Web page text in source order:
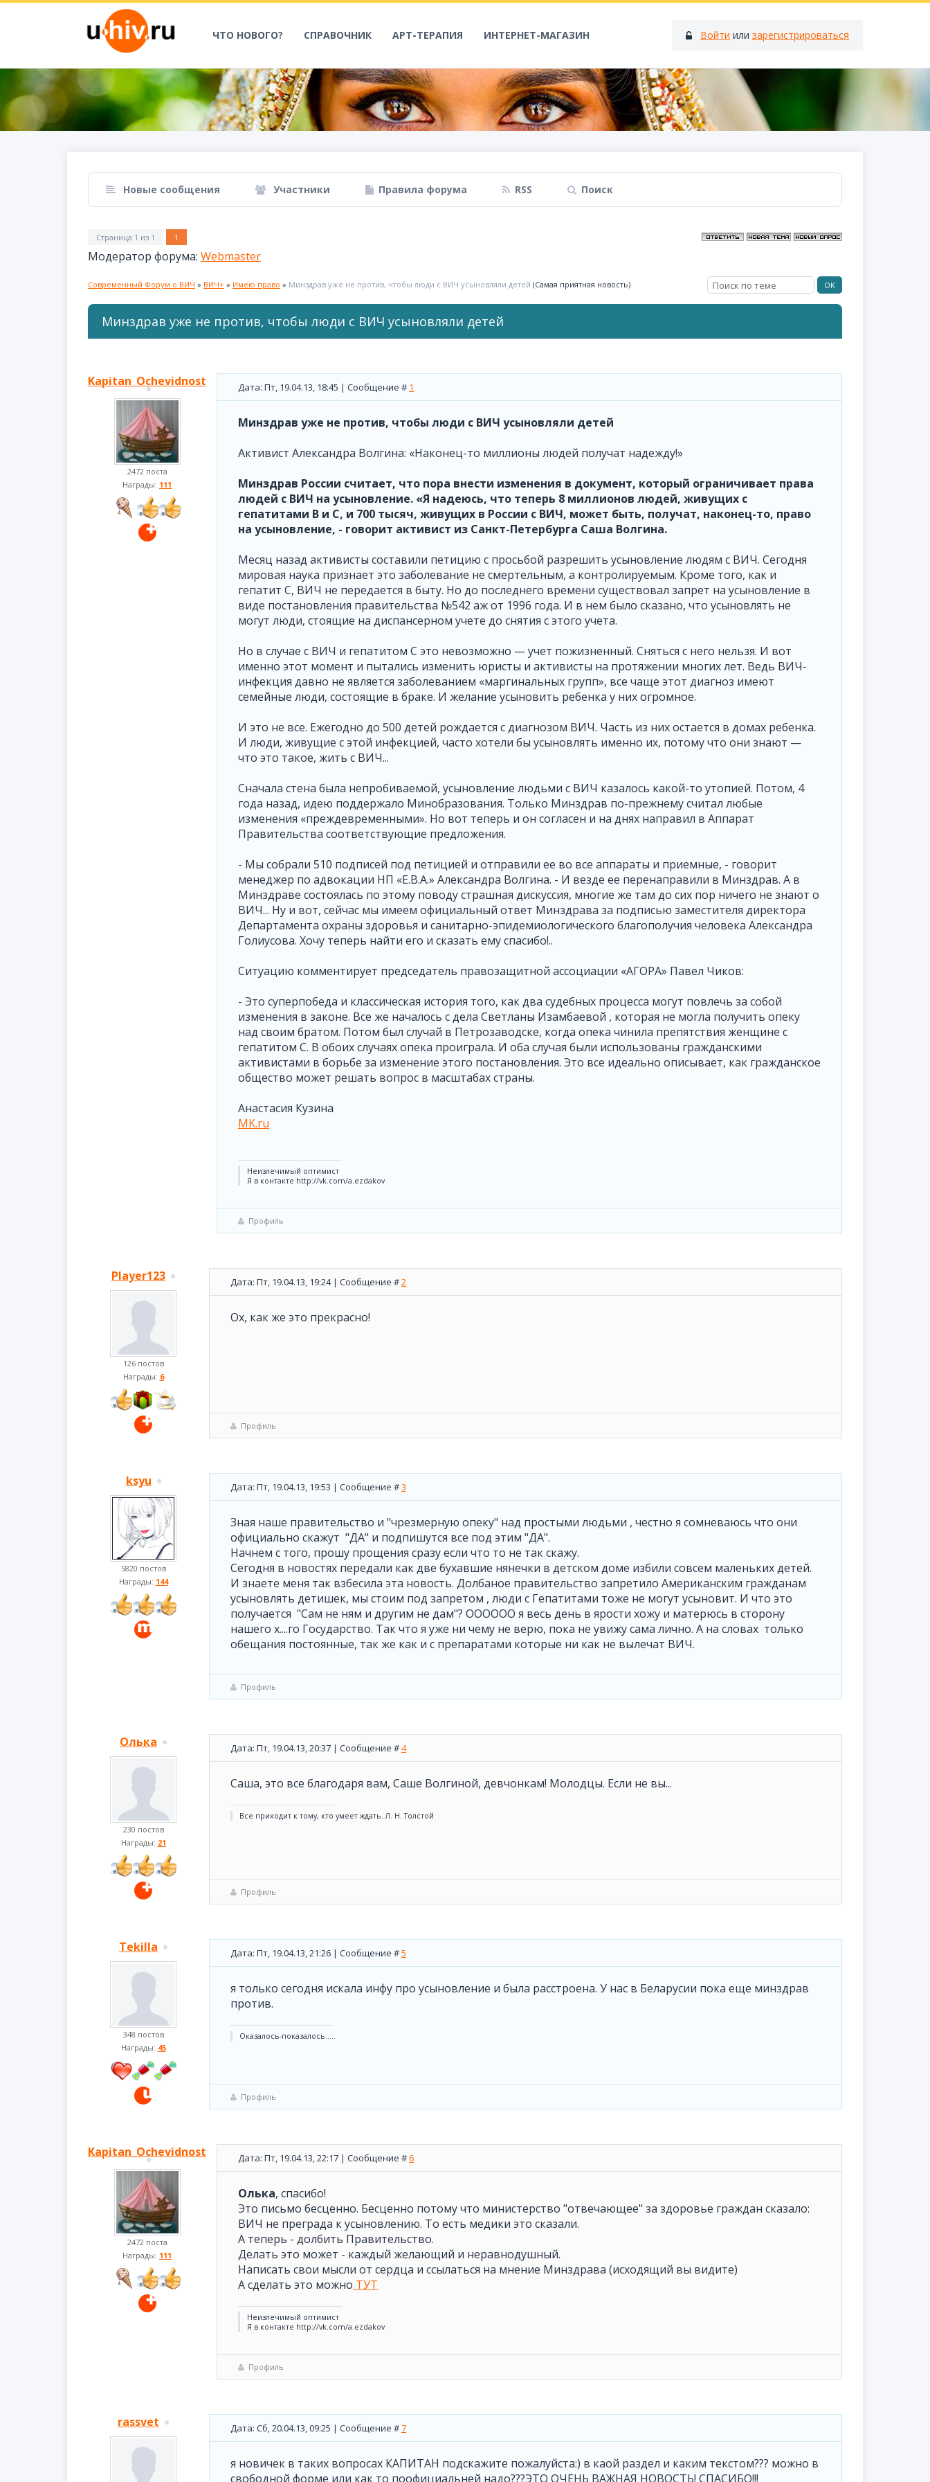
Войти или зарегистрироваться
ЧТО НОВОГО? СПРАВОЧНИК АРТ-ТЕРАПИЯ ИНТЕРНЕТ-МАГАЗИН
Новые сообщения Участники Правила форума RSS Поиск
Страница 1 из 1 1
Модератор форума: Webmaster
Современный Форум о ВИЧ » ВИЧ+ » Имею право » Минздрав уже не против, чтобы люди с ВИЧ усыновляли детей (Самая приятная новость)
Минздрав уже не против, чтобы люди с ВИЧ усыновляли детей
Kapitan_Ochevidnost
2472 поста
Награды: 111
Дата: Пт, 19.04.13, 18:45 | Сообщение # 1
Минздрав уже не против, чтобы люди с ВИЧ усыновляли детей
Активист Александра Волгина: «Наконец-то миллионы людей получат надежду!»
Минздрав России считает, что пора внести изменения в документ, который ограничивает права
людей с ВИЧ на усыновление. «Я надеюсь, что теперь 8 миллионов людей, живущих с
гепатитами В и С, и 700 тысяч, живущих в России с ВИЧ, может быть, получат, наконец-то, право
на усыновление, - говорит активист из Санкт-Петербурга Саша Волгина.
Месяц назад активисты составили петицию с просьбой разрешить усыновление людям с ВИЧ. Сегодня
мировая наука признает это заболевание не смертельным, а контролируемым. Кроме того, как и
гепатит С, ВИЧ не передается в быту. Но до последнего времени существовал запрет на усыновление в
виде постановления правительства №542 аж от 1996 года. И в нем было сказано, что усыновлять не
могут люди, стоящие на диспансерном учете до снятия с этого учета.
Но в случае с ВИЧ и гепатитом С это невозможно — учет пожизненный. Сняться с него нельзя. И вот
именно этот момент и пытались изменить юристы и активисты на протяжении многих лет. Ведь ВИЧ-
инфекция давно не является заболеванием «маргинальных групп», все чаще этот диагноз имеют
семейные люди, состоящие в браке. И желание усыновить ребенка у них огромное.
И это не все. Ежегодно до 500 детей рождается с диагнозом ВИЧ. Часть из них остается в домах ребенка.
И люди, живущие с этой инфекцией, часто хотели бы усыновлять именно их, потому что они знают —
что это такое, жить с ВИЧ...
Сначала стена была непробиваемой, усыновление людьми с ВИЧ казалось какой-то утопией. Потом, 4
года назад, идею поддержало Минобразования. Только Минздрав по-прежнему считал любые
изменения «преждевременными». Но вот теперь и он согласен и на днях направил в Аппарат
Правительства соответствующие предложения.
- Мы собрали 510 подписей под петицией и отправили ее во все аппараты и приемные, - говорит
менеджер по адвокации НП «Е.В.А.» Александра Волгина. - И везде ее перенаправили в Минздрав. А в
Минздраве состоялась по этому поводу страшная дискуссия, многие же там до сих пор ничего не знают о
ВИЧ... Ну и вот, сейчас мы имеем официальный ответ Минздрава за подписью заместителя директора
Департамента охраны здоровья и санитарно-эпидемиологического благополучия человека Александра
Голиусова. Хочу теперь найти его и сказать ему спасибо!..
Ситуацию комментирует председатель правозащитной ассоциации «АГОРА» Павел Чиков:
- Это суперпобеда и классическая история того, как два судебных процесса могут повлечь за собой
изменения в законе. Все же началось с дела Светланы Изамбаевой , которая не могла получить опеку
над своим братом. Потом был случай в Петрозаводске, когда опека чинила препятствия женщине с
гепатитом С. В обоих случаях опека проиграла. И оба случая были использованы гражданскими
активистами в борьбе за изменение этого постановления. Это все идеально описывает, как гражданское
общество может решать вопрос в масштабах страны.
Анастасия Кузина
MK.ru
Неизлечимый оптимист
Я в контакте http://vk.com/a.ezdakov
Профиль
Player123
126 постов
Награды: 6
Дата: Пт, 19.04.13, 19:24 | Сообщение #2
Ох, как же это прекрасно!
Профиль
ksyu
5820 постов
Награды: 144
Дата: Пт, 19.04.13, 19:53 | Сообщение #3
Зная наше правительство и "чрезмерную опеку" над простыми людьми , честно я сомневаюсь что они
официально скажут "ДА" и подпишутся все под этим "ДА".
Начнем с того, прошу прощения сразу если что то не так скажу.
Сегодня в новостях передали как две бухавшие нянечки в детском доме избили совсем маленьких детей.
И знаете меня так взбесила эта новость. Долбаное правительство запретило Американским гражданам
усыновлять детишек, мы стоим под запретом , люди с Гепатитами тоже не могут усыновит. И что это
получается "Сам не ням и другим не дам"? ОООООО я весь день в ярости хожу и матерюсь в сторону
нашего х....го Государство. Так что я уже ни чему не верю, пока не увижу сама лично. А на словах только
обещания постоянные, так же как и с препаратами которые ни как не вылечат ВИЧ.
Профиль
Олька
230 постов
Награды: 21
Дата: Пт, 19.04.13, 20:37 | Сообщение #4
Саша, это все благодаря вам, Саше Волгиной, девчонкам! Молодцы. Если не вы...
Все приходит к тому, кто умеет ждать. Л. Н. Толстой
Профиль
Tekilla
348 постов
Награды: 45
Дата: Пт, 19.04.13, 21:26 | Сообщение #5
я только сегодня искала инфу про усыновление и была расстроена. У нас в Беларусии пока еще минздрав
против.
Оказалось-показалось.....
Профиль
Kapitan_Ochevidnost
2472 поста
Награды: 111
Дата: Пт, 19.04.13, 22:17 | Сообщение #6
Олька, спасибо!
Это письмо бесценно. Бесценно потому что министерство "отвечающее" за здоровье граждан сказало:
ВИЧ не преграда к усыновлению. То есть медики это сказали.
А теперь - долбить Правительство.
Делать это может - каждый желающий и неравнодушный.
Написать свои мысли от сердца и ссылаться на мнение Минздрава (исходящий вы видите)
А сделать это можно ТУТ
Неизлечимый оптимист
Я в контакте http://vk.com/a.ezdakov
Профиль
rassvet Дата: Сб, 20.04.13, 09:25 | Сообщение #7
я новичек в таких вопросах КАПИТАН подскажите пожалуйста:) в каой раздел и каким текстом??? можно в
свободной форме или как то поофициальней надо???ЭТО ОЧЕНЬ ВАЖНАЯ НОВОСТЬ! СПАСИБО!!!